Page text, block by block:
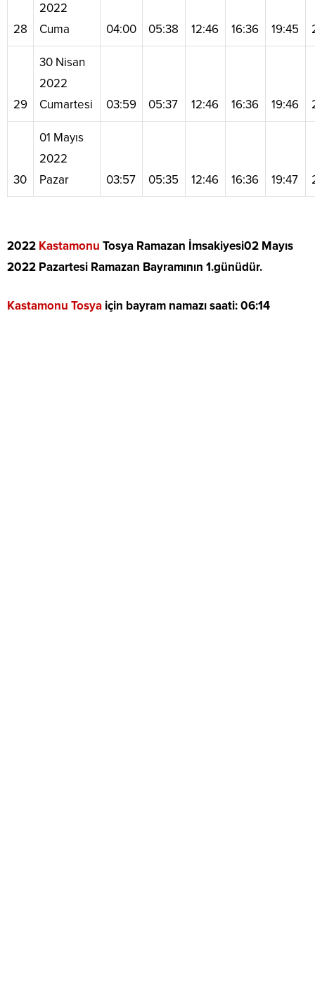
28
2022
Cuma
04:00 05:38 12:46 16:36 19:45
29
30 Nisan
2022
Cumartesi
03:59 05:37 12:46 16:36 19:46
30
01 Mayıs
2022
Pazar
03:57 05:35 12:46 16:36 19:47
2022 Kastamonu Tosya Ramazan İmsakiyesi02 Mayıs
2022 Pazartesi Ramazan Bayramının 1.günüdür.
Kastamonu Tosya için bayram namazı saati:06:14